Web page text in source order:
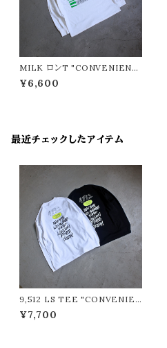
MILK ロンT "CONVENIENT
STORE/コンビニエントストア"
¥6,600
最近チェックしたアイテム
9,512 LS TEE "CONVENIEN
T STORE/コンビニエントスト
ア
¥7,700